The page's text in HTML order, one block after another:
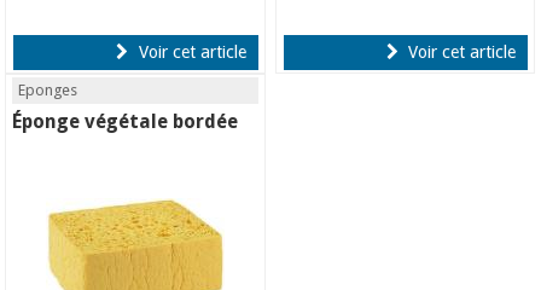
Voir cet article Voir cet article
Eponges
Éponge végétale bordée